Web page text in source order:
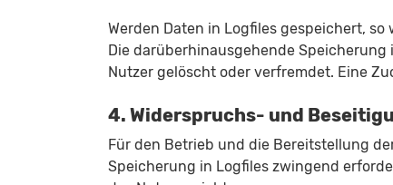
Werden Daten in Logfiles gespeichert,
Die darüberhinausgehende
Nutzer gelöscht oder verfremdet. Eine
4. Widerspruchs- und
Für den Betrieb und die Bereitstellung
Speicherung in Logfiles zwingend